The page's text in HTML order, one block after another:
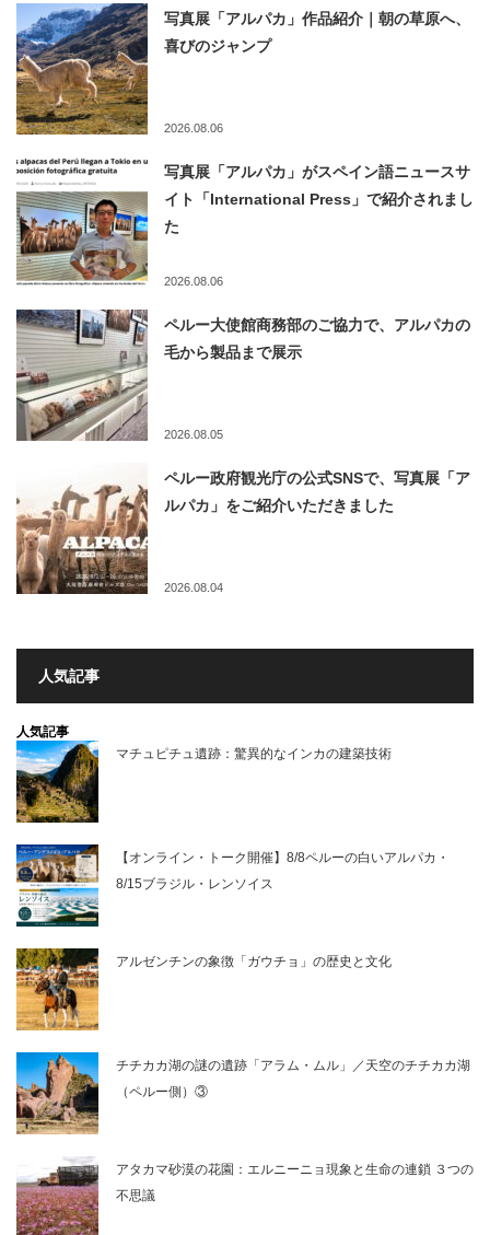
写真展「アルパカ」作品紹介｜朝の草原へ、
喜びのジャンプ
2026.08.06
写真展「アルパカ」がスペイン語ニュースサ
イト「International Press」で紹介されまし
た
2026.08.06
ペルー大使館商務部のご協力で、アルパカの
毛から製品まで展示
2026.08.05
ペルー政府観光庁の公式SNSで、写真展「ア
ルパカ」をご紹介いただきました
2026.08.04
人気記事
人気記事
マチュピチュ遺跡：驚異的なインカの建築技術
【オンライン・トーク開催】8/8ペルーの白いアルパカ・
8/15ブラジル・レンソイス
アルゼンチンの象徴「ガウチョ」の歴史と文化
チチカカ湖の謎の遺跡「アラム・ムル」／天空のチチカカ湖
（ペルー側）③
アタカマ砂漠の花園：エルニーニョ現象と生命の連鎖 ３つの
不思議